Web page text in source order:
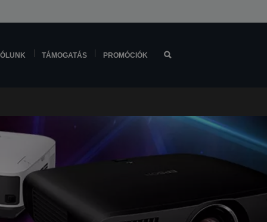
TÁMOGATÁS PROMÓCIÓK